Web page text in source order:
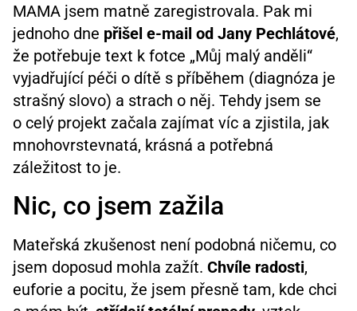
MAMA jsem matně zaregistrovala. Pak mi
jednoho dne přišel e-mail od Jany Pechlátové,
že potřebuje text k fotce „Můj malý anděli“
vyjadřující péči o dítě s příběhem (diagnóza je
strašný slovo) a strach o něj. Tehdy jsem se
o celý projekt začala zajímat víc a zjistila, jak
mnohovrstevnatá, krásná a potřebná
záležitost to je.
Nic, co jsem zažila
Mateřská zkušenost není podobná ničemu, co
jsem doposud mohla zažít. Chvíle radosti,
euforie a pocitu, že jsem přesně tam, kde chci